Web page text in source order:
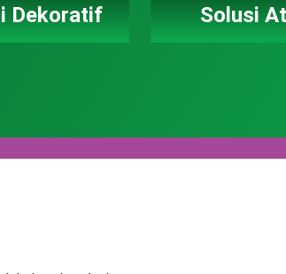
Dekoratif Solusi